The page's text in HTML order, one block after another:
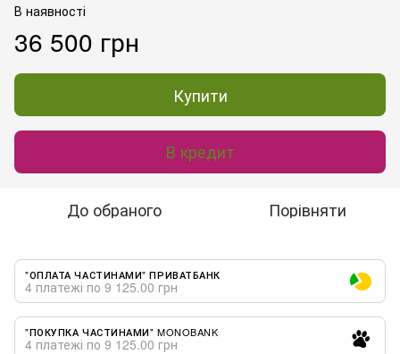
В наявності
36 500 грн
Купити
В кредит
До обраного Порівняти
"ОПЛАТА ЧАСТИНАМИ" ПРИВАТБАНК
4 платежі по 9 125.00 грн
"ПОКУПКА ЧАСТИНАМИ" MONOBANK
4 платежі по 9 125.00 грн